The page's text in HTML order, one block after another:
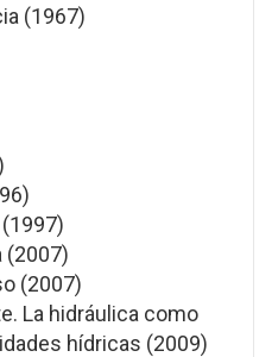
(1967)
(2007)
(2007)
La hidráulica como
hídricas (2009)